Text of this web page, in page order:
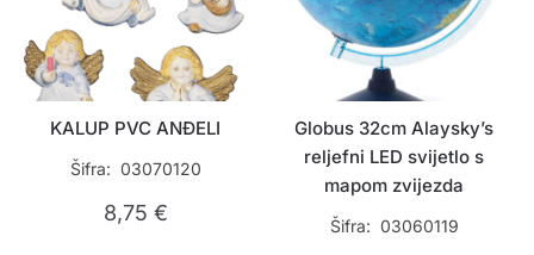
KALUP PVC ANĐELI
Šifra: 03070120
8,75 €
Globus 32cm Alaysky’s
reljefni LED svijetlo s
mapom zvijezda
Šifra: 03060119